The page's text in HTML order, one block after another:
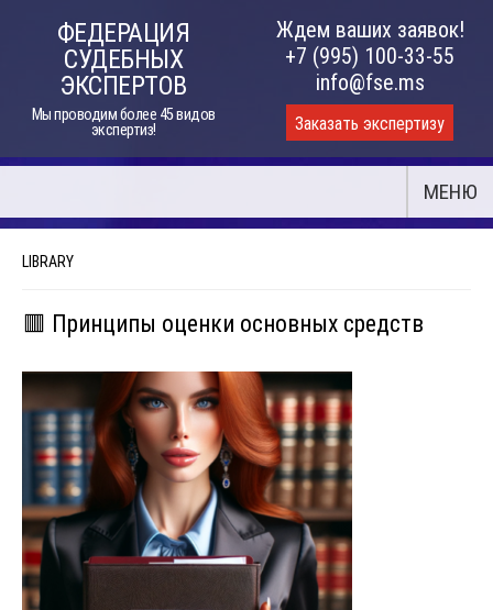
ФЕДЕРАЦИЯ
СУДЕБНЫХ
ЭКСПЕРТОВ
Мы проводим более 45 видов
экспертиз!
Ждем ваших заявок!
+7 (995) 100-33-55
info@fse.ms
Заказать экспертизу
МЕНЮ
LIBRARY
🟥 Принципы оценки основных средств